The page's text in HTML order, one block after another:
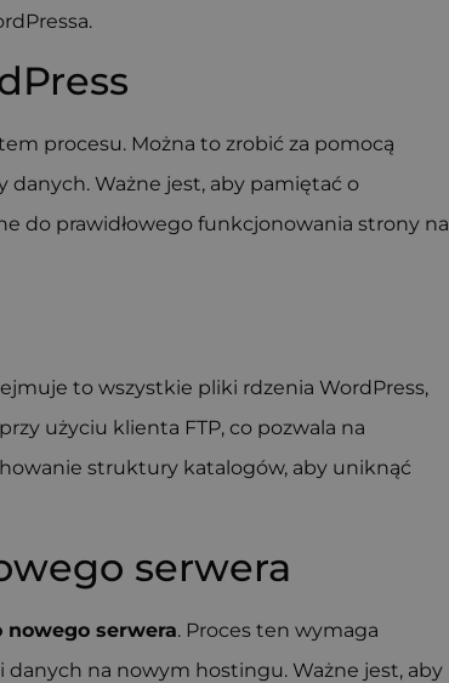
procesu. Można to zrobić za pomocą
danych. Ważne jest, aby pamiętać o
do prawidłowego funkcjonowania strony na
to wszystkie pliki rdzenia WordPress,
użyciu klienta FTP, co pozwala na
struktury katalogów, aby uniknąć
serwera
serwera. Proces ten wymaga
na nowym hostingu. Ważne jest, aby